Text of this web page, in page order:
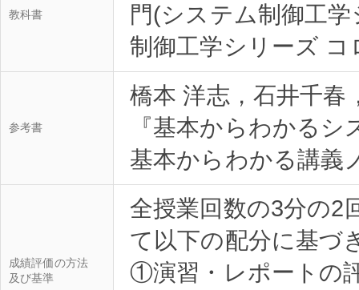
教科書
門(システム制御工
制御工学シリーズ コ
参考書
橋本 洋志，石井千春
『基本からわかる
基本からわかる講義
成績評価の方法
及び基準
全授業回数の3分の2
て以下の配分に基づ
①演習・レポートの